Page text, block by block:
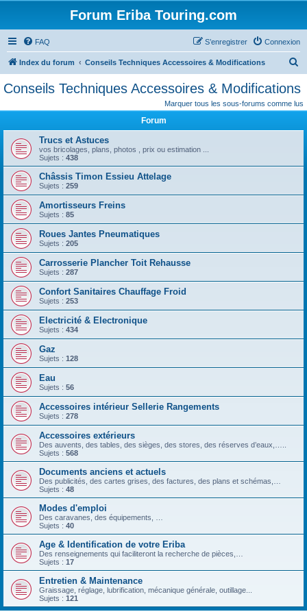
Forum Eriba Touring.com
FAQ Connexion
S’enregistrer
Index du forum Conseils Techniques Accessoires & Modifications
c
h
e
Conseils Techniques Accessoires & Modifications
Marquer tous les sous-forums comme lus
Forum
Trucs et Astuces
vos bricolages, plans, photos , prix ou estimation ...
Sujets : 438
Châssis Timon Essieu Attelage
Sujets : 259
Amortisseurs Freins
Sujets : 85
Roues Jantes Pneumatiques
Sujets : 205
Carrosserie Plancher Toit Rehausse
Sujets : 287
Confort Sanitaires Chauffage Froid
Sujets : 253
Electricité & Electronique
Sujets : 434
Gaz
Sujets : 128
Eau
Sujets : 56
Accessoires intérieur Sellerie Rangements
Sujets : 278
Accessoires extérieurs
Des auvents, des tables, des sièges, des stores, des réserves d’eaux,…..
Sujets : 568
Documents anciens et actuels
Des publicités, des cartes grises, des factures, des plans et schémas,…
Sujets : 48
Modes d'emploi
Des caravanes, des équipements, …
Sujets : 40
Age & Identification de votre Eriba
Des renseignements qui faciliteront la recherche de pièces,…
Sujets : 17
Entretien & Maintenance
Graissage, réglage, lubrification, mécanique générale, outillage...
Sujets : 121